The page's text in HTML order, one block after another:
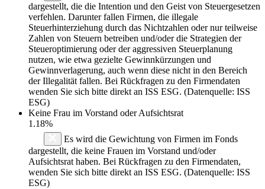
dargestellt, die die Intention und den Geist von Steuergesetzen
verfehlen. Darunter fallen Firmen, die illegale
Steuerhinterziehung durch das Nichtzahlen oder nur teilweise
Zahlen von Steuern betreiben und/oder die Strategien der
Steueroptimierung oder der aggressiven Steuerplanung
nutzen, wie etwa gezielte Gewinnkürzungen und
Gewinnverlagerung, auch wenn diese nicht in den Bereich
der Illegalität fallen. Bei Rückfragen zu den Firmendaten
wenden Sie sich bitte direkt an ISS ESG. (Datenquelle: ISS
ESG)
Keine Frau im Vorstand oder Aufsichtsrat
1.18%
Es wird die Gewichtung von Firmen im Fonds
dargestellt, die keine Frauen im Vorstand und/oder
Aufsichtsrat haben. Bei Rückfragen zu den Firmendaten,
wenden Sie sich bitte direkt an ISS ESG. (Datenquelle: ISS
ESG)